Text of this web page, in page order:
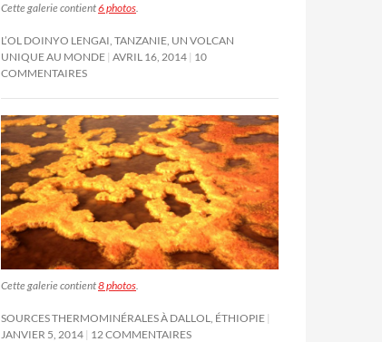
Cette galerie contient6 photos.
L’OL DOINYO LENGAI, TANZANIE, UN VOLCAN
UNIQUE AU MONDE AVRIL 16, 2014 10
COMMENTAIRES
Cette galerie contient8 photos
SOURCES THERMOMINÉRALES À DALLOL, ÉTHIOPIE
JANVIER 5, 2014 12 COMMENTAIRES